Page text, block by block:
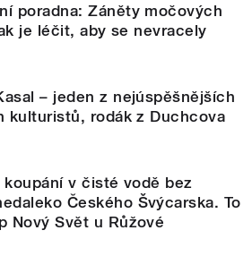
poradna: Záněty močových
je léčit, aby se nevracely
– jeden z nejúspěšnějších
kulturistů, rodák z Duchcova
koupání v čisté vodě bez
Českého Švýcarska. To
Nový Svět u Růžové